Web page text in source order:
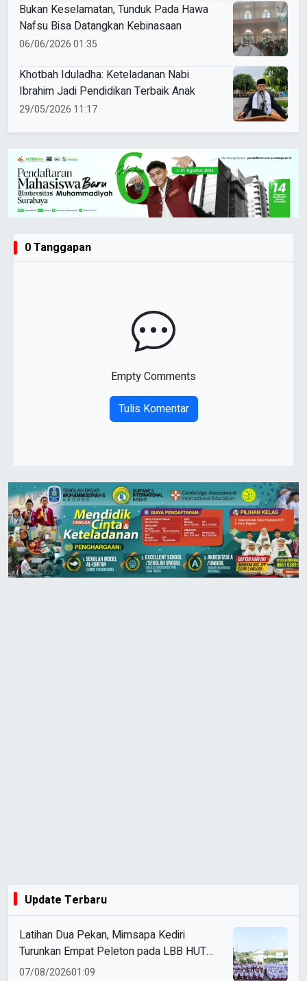
Bukan Keselamatan, Tunduk Pada Hawa
Nafsu Bisa Datangkan Kebinasaan
06/06/2026 01:35
Khotbah Iduladha: Keteladanan Nabi
Ibrahim Jadi Pendidikan Terbaik Anak
29/05/2026 11:17
0 Tanggapan
Empty Comments
Tulis Komentar
Update Terbaru
Latihan Dua Pekan, Mimsapa Kediri
Turunkan Empat Peleton pada LBB HUT
Ke-81 RI Kecamatan Pare
07/08/202601:09